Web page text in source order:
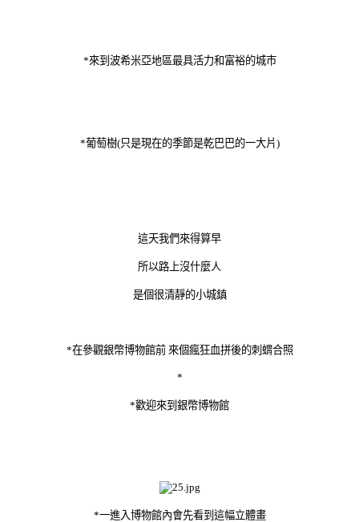
*來到波希米亞地區最具活力和富裕的城市
*葡萄樹(只是現在的季節是乾巴巴的一大片)
這天我們來得算早
所以路上沒什麼人
是個很清靜的小城鎮
*在參觀銀幣博物館前 來個瘋狂血拼後的刺蝟合照
*
*歡迎來到銀幣博物館
*一進入博物館內會先看到這幅立體畫